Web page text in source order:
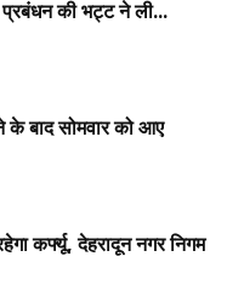
प्रबंधन की भट्ट ने ली...
के बाद सोमवार को आए
कर्फ्यू, देहरादून नगर निगम